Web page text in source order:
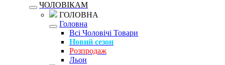
ЧОЛОВІКАМ
ГОЛОВНА
Головна
Всі Чоловічі Товари
Новий сезон
Розпродаж
Льон